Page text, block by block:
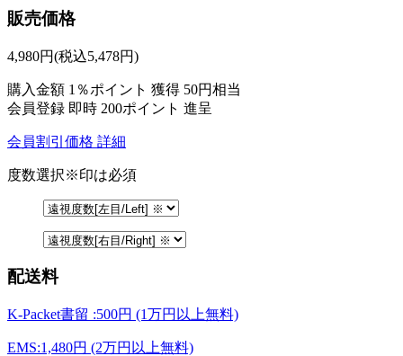
販売価格
4,980円(税込5,478円)
購入金額 1％ポイント 獲得 50円相当
会員登録 即時 200ポイント 進呈
会員割引価格 詳細
度数選択※印は必須
配送料
K-Packet書留 :500円 (1万円以上無料)
EMS:1,480円 (2万円以上無料)